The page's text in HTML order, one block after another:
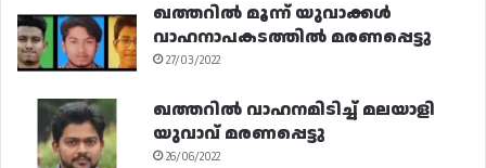
ഖത്തറിൽ മൂന്ന് യുവാക്കൾ
വാഹനാപകടത്തിൽ മരണപ്പെട്ടു
27/03/2022
ഖത്തറിൽ വാഹനമിടിച്ച് മലയാളി
യുവാവ് മരണപ്പെട്ടു
26/06/2022